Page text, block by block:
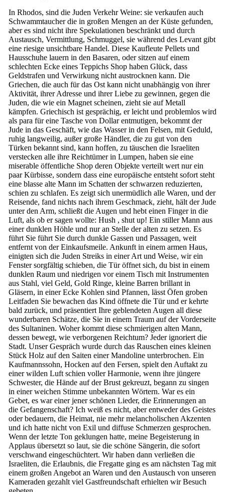
In Rhodos, sind die Juden Verkehr Weine: sie verkaufen auch
Schwammtaucher die in großen Mengen an der Küste gefunden,
aber es sind nicht ihre Spekulationen beschränkt und durch
Austausch, Vermittlung, Schmuggel, sie während des Levant gibt
eine riesige unsichtbare Handel. Diese Kaufleute Pellets und
Hausschuhe lauern in den Basaren, oder sitzen auf einem
schlechten Ecke eines Teppichs Shop haben Glück, dass
Geldstrafen und Verwirkung nicht austrocknen kann. Die
Griechen, die auch für das Ost kann nicht unabhängig von ihrer
Aktivität, ihrer Adresse und ihrer Liebe zu gewinnen, gegen die
Juden, die wie ein Magnet scheinen, zieht sie auf Metall
kämpfen. Griechisch ist gesprächig, er leicht und problemlos wird
als para für eine Tasche von Dollar entmutigen, bekommt der
Jude in das Geschäft, wie das Wasser in den Felsen, mit Geduld,
ruhig langweilig, außer große Händler, die zu gut von den
Türken bekannt sind, kann hoffen, zu täuschen die Israeliten
verstecken alle ihre Reichtümer in Lumpen, haben sie eine
miserable öffentliche Shop deren Objekte verteilt wert nur ein
paar Kürbisse, sondern dass eine europäische entsteht sofort steht
eine blasse alte Mann im Schatten der schwarzen reduzierten,
schien zu schlafen. Es zeigt sich unermüdlich alle Waren, und der
Reisende, fand nichts nach ihrem Geschmack, zieht, hält der Jude
unter den Arm, schließt die Augen und hebt einen Finger in die
Luft, als ob er sagen wollte: Hush , shut up! Ein stiller Mann aus
einer dunklen Höhle und nur an Stelle der alten zu setzen. Es
führt Sie führt Sie durch dunkle Gassen und Passagen, weit
entfernt von der Einkaufsmeile. Ankunft in einem armen Haus,
einigten sich die Juden Streiks in einer Art und Weise, wir ein
Fenster sorgfältig schieben, die Tür öffnet sich, du bist in einem
dunklen Raum und niedrigen vor einem Tisch mit Instrumenten
aus Stahl, viel Geld, Gold Ringe, kleine Barren brillant in
Gläsern, in einer Ecke Kohlen sind Pfannen, lässt Öfen groben
Leitfaden Sie bewachen das Kind öffnete die Tür und er kehrte
bald zurück, und präsentiert Ihre geblendeten Augen all diese
wunderbaren Schätze, die Sie in einem Traum auf der Vorderseite
des Sultaninen. Woher kommt diese schmierigen alten Mann,
dessen bewegt, wie verborgenen Reichtum? Jeder ignoriert die
Stadt. Unser Gespräch wurde durch das Rauschen eines kleinen
Stück Holz auf den Saiten einer Mandoline unterbrochen. Ein
Kaufmannssohn, Hocken auf den Fersen, spielt den Auftakt zu
einer wilden Luft schien voller Harmonie, wenn ihre jüngere
Schwester, die Hände auf der Brust gekreuzt, begann zu singen
in einer weichen Stimme unbekannten Wörtern. War es ein
Gebet, es war einer jener schönen Lieder, die Erinnerungen an
die Gefangenschaft? Ich weiß es nicht, aber entweder des Geistes
oder bedauern, die Heimat, nie mehr melancholischen Akzenten
und ich hatte nicht von Exil und diffuse Schmerzen gesprochen.
Wenn der letzte Ton geklungen hatte, meine Begeisterung in
Applaus übersetzt so laut, sie die schöne Sängerin, die sofort
verschwand eingeschüchtert. Wir haben dann verließen die
Israeliten, die Erlaubnis, die Fregatte ging es am nächsten Tag mit
einem großen Angebot an Waren und den Austausch von unseren
Kameraden gezahlt viel Gastfreundschaft erhielten wir Besuch